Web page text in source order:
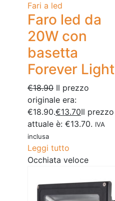
Fari a led
Faro led da
20W con
basetta
Forever Light
€18.90 Il prezzo
originale era:
€18.90.€13.70Il prezzo
attuale è: €13.70. IVA
inclusa
Leggi tutto
Occhiata veloce